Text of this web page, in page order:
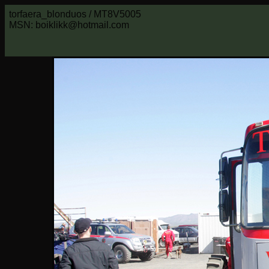
torfaera_blonduos / MT8V5005
MSN: boiklikk@hotmail.com